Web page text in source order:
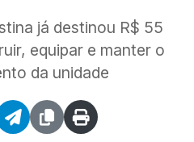
já destinou R$ 55
equipar e manter o
da unidade